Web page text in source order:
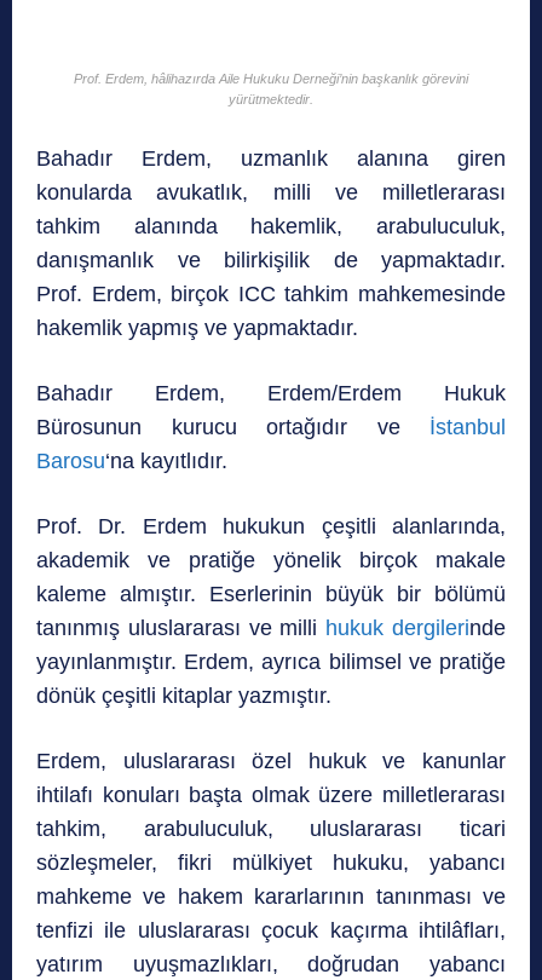
Prof. Erdem, hâlihazırda Aile Hukuku Derneği’nin başkanlık görevini
yürütmektedir.
Bahadır Erdem, uzmanlık alanına giren
konularda avukatlık, milli ve milletlerarası
tahkim alanında hakemlik, arabuluculuk,
danışmanlık ve bilirkişilik de yapmaktadır.
Prof. Erdem, birçok ICC tahkim mahkemesinde
hakemlik yapmış ve yapmaktadır.
Bahadır Erdem, Erdem/Erdem Hukuk
Bürosunun kurucu ortağıdır veİstanbul
Barosu‘na kayıtlıdır.
Prof. Dr. Erdem hukukun çeşitli alanlarında,
akademik ve pratiğe yönelik birçok makale
kaleme almıştır. Eserlerinin büyük bir bölümü
tanınmış uluslararası ve milli hukuk dergilerinde
yayınlanmıştır. Erdem, ayrıca bilimsel ve pratiğe
dönük çeşitli kitaplar yazmıştır.
Erdem, uluslararası özel hukuk ve kanunlar
ihtilafı konuları başta olmak üzere milletlerarası
tahkim, arabuluculuk, uluslararası ticari
sözleşmeler, fikri mülkiyet hukuku, yabancı
mahkeme ve hakem kararlarının tanınması ve
tenfizi ile uluslararası çocuk kaçırma ihtilâfları,
yatırım uyuşmazlıkları, doğrudan yabancı